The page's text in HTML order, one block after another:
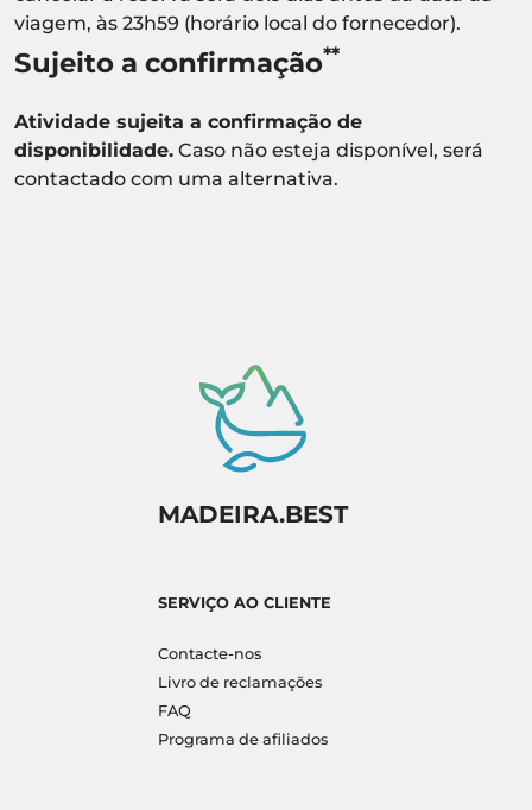
viagem, às 23h59 (horário local do fornecedor).
Sujeito a confirmação**
Atividade sujeita a confirmação de
disponibilidade. Caso não esteja disponível, será
contactado com uma alternativa.
MADEIRA.BEST
SERVIÇO AO CLIENTE
Contacte-nos
Livro de reclamações
FAQ
Programa de afiliados